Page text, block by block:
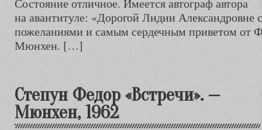
Состояние отличное. Имеется автограф автора
на авантитуле: «Дорогой Лидии
пожеланиями и самым сердечным приветом от
Мюнхен. […]
Степун Федор «Встречи». —
Мюнхен, 1962